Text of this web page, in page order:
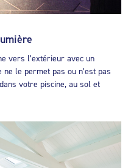
vers l’extérieur avec un
le permet pas ou n’est pas
votre piscine, au sol et